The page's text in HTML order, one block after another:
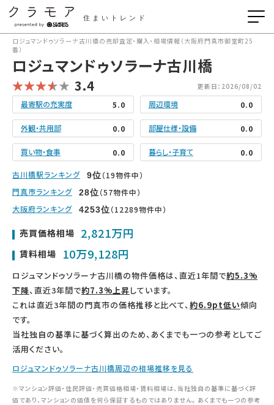
住まいトレンド
ロジュマンドゥソラーナ古川橋の売却査定・購入・相場情報（大阪府門真市御堂町25
番）
ロジュマンドゥソラーナ古川橋
3.4 更新日：2026/08/02
最寄駅の充実度 5.0 周辺環境 0.0
外観・共用部 0.0 部屋仕様・設備 0.0
買い物・食事 0.0 暮らし・子育て 0.0
古川橋駅ランキング 9位（19物件中）
門真市ランキング
28位（57物件中）
大阪府ランキング
4253位（12289物件中）
売買価格相場 2,821万円
賃料相場 10万9,128円
ロジュマンドゥソラーナ古川橋の物件価格は、直近1年間で約5.3%
下降、直近3年間で約7.3%上昇しています。
これは直近3年間の門真市の価格推移と比べて、約6.9pt低い傾向
です。
当社独自の基準に基づく算出のため、あくまでも一つの参考としてご
活用ください。
ロジュマンドゥソラーナ古川橋周辺の相場推移を見る
※マンション評価・住民評価・売買価格相場・賃料相場は、当社独自の基準に基づく評
価であり、マンションの価値を何ら保証するものではありません。 あくまでも一つの参考